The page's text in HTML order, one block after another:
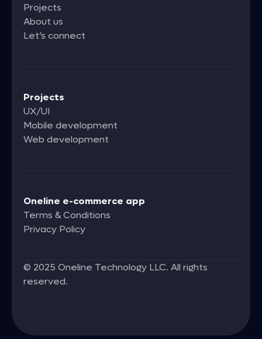
Projects
About us
Let’s connect
Projects
UX/UI
Mobile development
Web development
Oneline e-commerce app
Terms & Conditions
Privacy Policy
© 2025 Oneline Technology LLC. All rights
reserved.